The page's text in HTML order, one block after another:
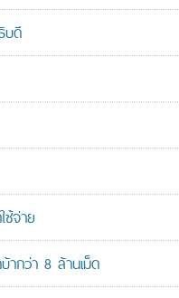
บดี
จ่าย
กว่า 8 ล้านเม็ด